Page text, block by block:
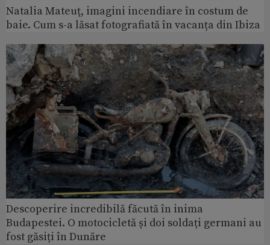
Natalia Mateuț, imagini incendiare în costum de
baie. Cum s-a lăsat fotografiată în vacanța din Ibiza
Descoperire incredibilă făcută în inima
Budapestei. O motocicletă și doi soldați germani au
fost găsiți în Dunăre